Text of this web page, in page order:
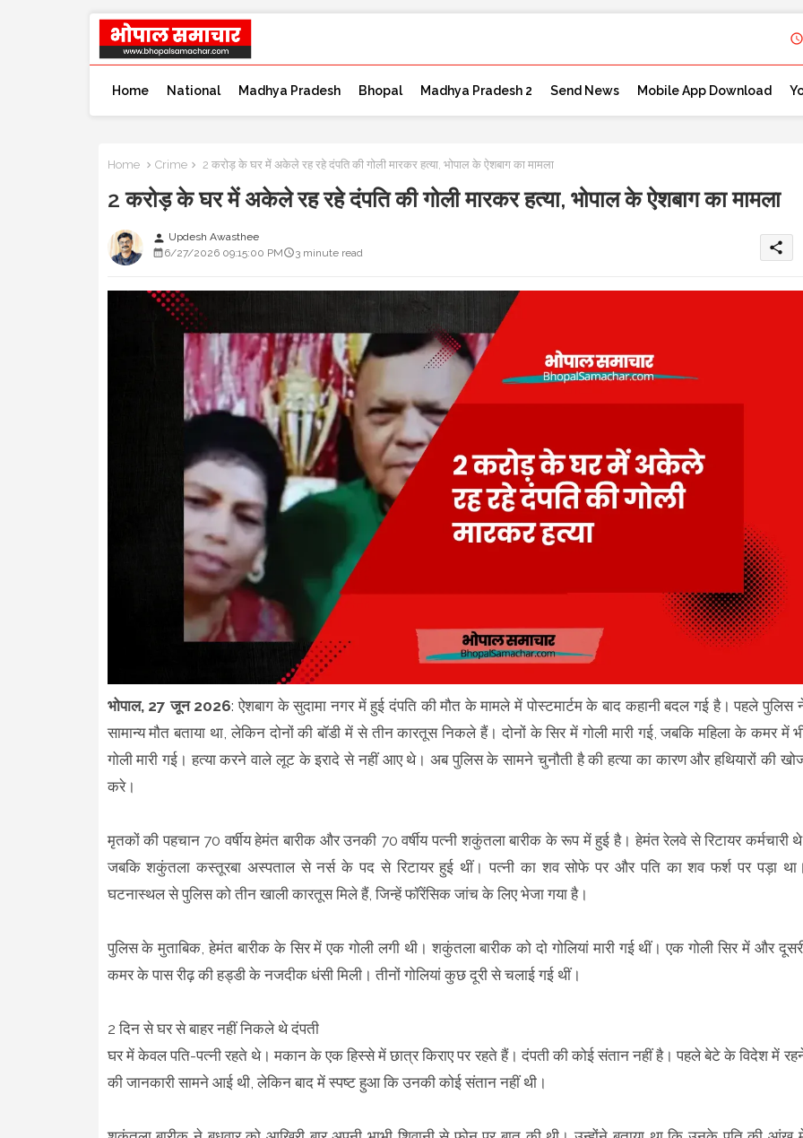
Home National Madhya Pradesh Bhopal Madhya Pradesh 2 Send News Mobile App Download
Home Crime 2 करोड़ के घर में अकेले रह रहे दंपति की गोली मारकर हत्या, भोपाल के ऐशबाग का मामला
2 करोड़ के घर में अकेले रह रहे दंपति की गोली मारकर हत्या, भोपाल के ऐशबाग का मामला
person Updesh Awasthee
6/27/2026 09:15:00 PM
3 minute read share
भोपाल, 27 जून 2026: ऐशबाग के सुदामा नगर में हुई दंपति की मौत के मामले में पोस्टमार्टम के बाद कहानी बदल गई है। पहले पुलिस
सामान्य मौत बताया था, लेकिन दोनों की बॉडी में से तीन कारतूस निकले हैं। दोनों के सिर में गोली मारी गई, जबकि महिला के कमर में
गोली मारी गई। हत्या करने वाले लूट के इरादे से नहीं आए थे। अब पुलिस के सामने चुनौती है की हत्या का कारण और हथियारों की
करे।
मृतकों की पहचान 70 वर्षीय हेमंत बारीक और उनकी 70 वर्षीय पत्नी शकुंतला बारीक के रूप में हुई है। हेमंत रेलवे से रिटायर कर्मचारी
जबकि शकुंतला कस्तूरबा अस्पताल से नर्स के पद से रिटायर हुई थीं। पत्नी का शव सोफे पर और पति का शव फर्श पर पड़ा
घटनास्थल से पुलिस को तीन खाली कारतूस मिले हैं, जिन्हें फॉरेंसिक जांच के लिए भेजा गया है।
पुलिस के मुताबिक, हेमंत बारीक के सिर में एक गोली लगी थी। शकुंतला बारीक को दो गोलियां मारी गई थीं। एक गोली सिर में और
कमर के पास रीढ़ की हड्डी के नजदीक धंसी मिली। तीनों गोलियां कुछ दूरी से चलाई गई थीं।
2 दिन से घर से बाहर नहीं निकले थे दंपती
घर में केवल पति-पत्नी रहते थे। मकान के एक हिस्से में छात्र किराए पर रहते हैं। दंपती की कोई संतान नहीं है। पहले बेटे के विदेश में
की जानकारी सामने आई थी, लेकिन बाद में स्पष्ट हुआ कि उनकी कोई संतान नहीं थी।